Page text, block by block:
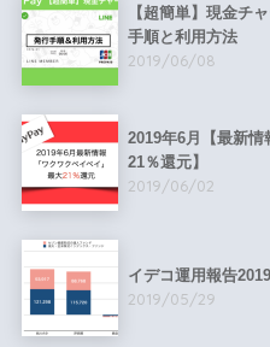
【超簡単】現金チ
手順と利用方法
2019/06/08
2019年6月【最新
21％還元】
2019/06/02
イデコ運用報告
2019/05/29